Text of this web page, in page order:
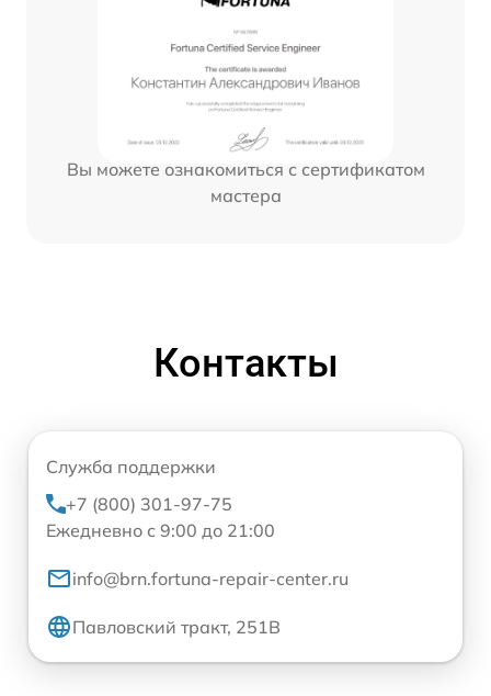
Вы можете ознакомиться с сертификатом
мастера
Контакты
Служба поддержки
+7 (800) 301-97-75
Ежедневно с 9:00 до 21:00
info@brn.fortuna-repair-center.ru
Павловский тракт, 251В